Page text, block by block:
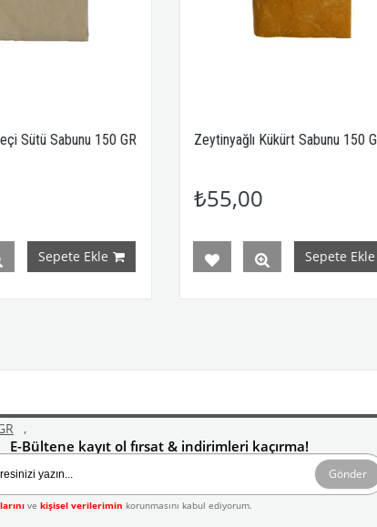
Sütü Sabunu 150 GR
Sepete Ekle
Zeytinyağlı Kükürt Sabunu 150 GR
₺55,00
Sepete Ekle
,
E-Bültene kayıt ol fırsat & indirimleri kaçırma!
Gönder
ve kişisel verilerimin korunmasını kabul ediyorum.